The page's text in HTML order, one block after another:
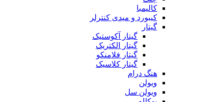
کالیمبا
کیبورد و میدی کنترلر
گیتار
گیتار آکوستیک
گیتار الکتریک
گیتار فلامنکو
گیتار کلاسیک
هنگ درام
ویولن
ویولن سل